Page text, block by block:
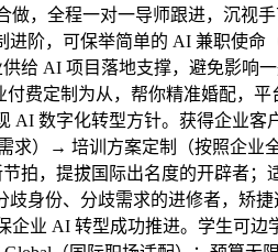
，全程一对一导师跟进，沉视
阶，可保举简单的 AI 兼职使
给 AI 项目落地支撑，避免影响
费定制为从，帮你精准婚配，
数字化转型方针。获得企业
）→ 培训方案定制（按照企业
，提拔国际出名度的开辟者
身份、分歧需求的进修者，矫
业 AI 转型成功推进。学生可